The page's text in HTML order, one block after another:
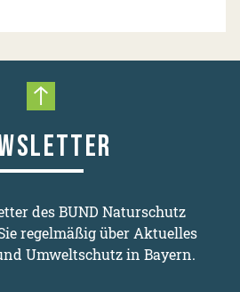
Nach oben scrollen
des BUND Naturschutz
regelmäßig über Aktuelles
Umweltschutz in Bayern.